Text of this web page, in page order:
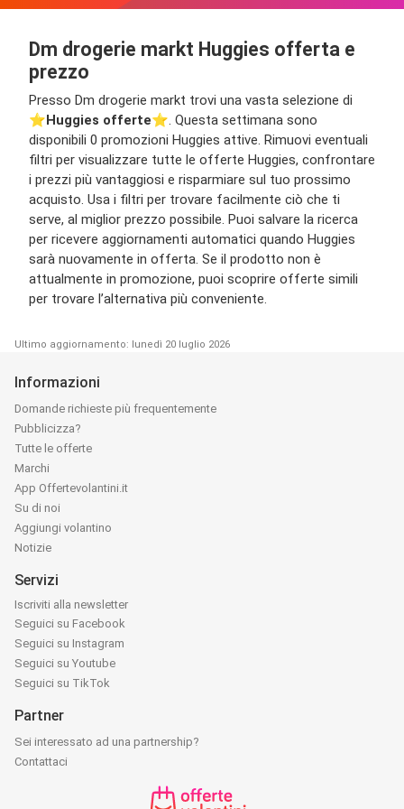
Dm drogerie markt Huggies offerta e
prezzo
Presso Dm drogerie markt trovi una vasta selezione di
⭐️Huggies offerte⭐️. Questa settimana sono
disponibili 0 promozioni Huggies attive. Rimuovi eventuali
filtri per visualizzare tutte le offerte Huggies, confrontare
i prezzi più vantaggiosi e risparmiare sul tuo prossimo
acquisto. Usa i filtri per trovare facilmente ciò che ti
serve, al miglior prezzo possibile. Puoi salvare la ricerca
per ricevere aggiornamenti automatici quando Huggies
sarà nuovamente in offerta. Se il prodotto non è
attualmente in promozione, puoi scoprire offerte simili
per trovare l’alternativa più conveniente.
Ultimo aggiornamento: lunedì 20 luglio 2026
Informazioni
Domande richieste più frequentemente
Pubblicizza?
Tutte le offerte
Marchi
App Offertevolantini.it
Su di noi
Aggiungi volantino
Notizie
Servizi
Iscriviti alla newsletter
Seguici su Facebook
Seguici su Instagram
Seguici su Youtube
Seguici su TikTok
Partner
Sei interessato ad una partnership?
Contattaci